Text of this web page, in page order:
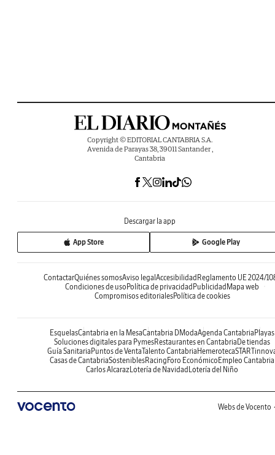
Copyright © EDITORIAL CANTABRIA S.A.
Avenida de Parayas 38, 39011 Santander ,
Cantabria
Descargar la app
App Store Google Play
ContactarQuiénes somosAviso legalAccesibilidadReglamento UE 2024/
Condiciones de usoPolítica de privacidadPublicidadMapa web
Compromisos editorialesPolítica de cookies
EsquelasCantabria en la MesaCantabria DModaAgenda CantabriaPlayas
Soluciones digitales para PymesRestaurantes en CantabriaDe tiendas
Guía SanitariaPuntos de VentaTalento CantabriaHemeroteca
Casas de CantabriaSosteniblesRacingForo EconómicoEmpleo Cantabria
Carlos AlcarazLotería de NavidadLotería del Niño
Webs de Vocento